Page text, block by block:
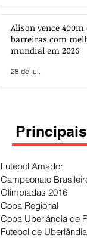
Alison vence 400m
barreiras com
mundial em 2026
28 de jul.
Futebol Amador
Campeonato
Olimpíadas 2016
Copa Regional
Copa Uberlândia de
Futebol de